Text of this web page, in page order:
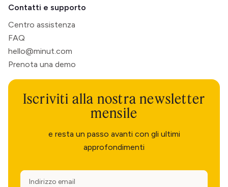
Contatti e supporto
Centro assistenza
FAQ
hello@minut.com
Prenota una demo
Iscriviti alla nostra newsletter
mensile
e resta un passo avanti con gli ultimi
approfondimenti